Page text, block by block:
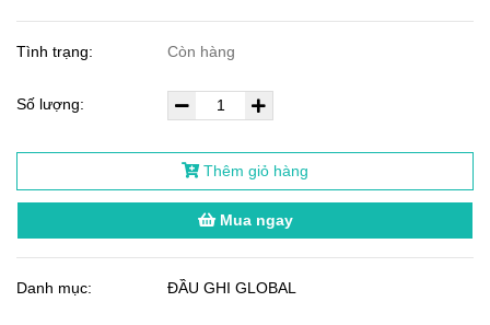
Tình trạng: Còn hàng
Số lượng:
Thêm giỏ hàng
Mua ngay
Danh mục: ĐẦU GHI GLOBAL